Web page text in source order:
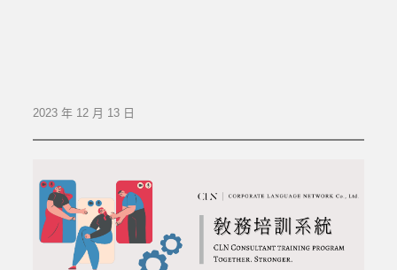
2023 年 12 月 13 日